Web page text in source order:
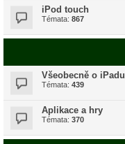
iPod touch
Témata: 867
Všeobecně o iPadu
Témata: 439
Aplikace a hry
Témata: 370